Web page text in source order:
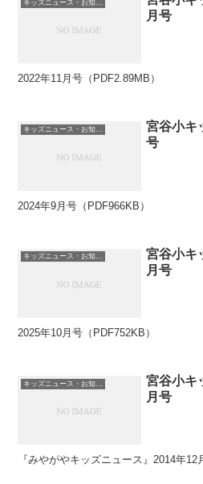
月号
2022年11月号（PDF2.89MB）
宮谷小キ
号
2024年9月号（PDF966KB）
キッズニュース・お知らせ
宮谷小キ
月号
2025年10月号（PDF752KB）
宮谷小キ
月号
『みやがやキッズニュース』2014年12